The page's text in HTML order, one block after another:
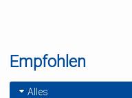
Empfohlen
Alles